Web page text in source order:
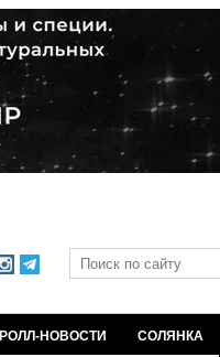
РОЛЛ-НОВОСТИ СОЛЯНКА